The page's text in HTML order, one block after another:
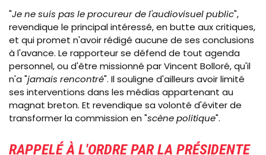
"Je ne suis pas le procureur de l'audiovisuel public",
revendique le principal intéressé, en butte aux critiques,
et qui promet n'avoir rédigé aucune de ses conclusions
à l'avance. Le rapporteur se défend de tout agenda
personnel, ou d'être missionné par Vincent Bolloré, qu'il
n'a "jamais rencontré". Il souligne d'ailleurs avoir limité
ses interventions dans les médias appartenant au
magnat breton. Et revendique sa volonté d'éviter de
transformer la commission en "scène politique".
RAPPELÉ À L'ORDRE PAR LA PRÉSIDENTE